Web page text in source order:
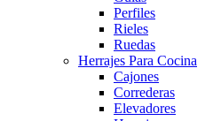
Perfiles
Rieles
Ruedas
Herrajes Para Cocina
Cajones
Correderas
Elevadores